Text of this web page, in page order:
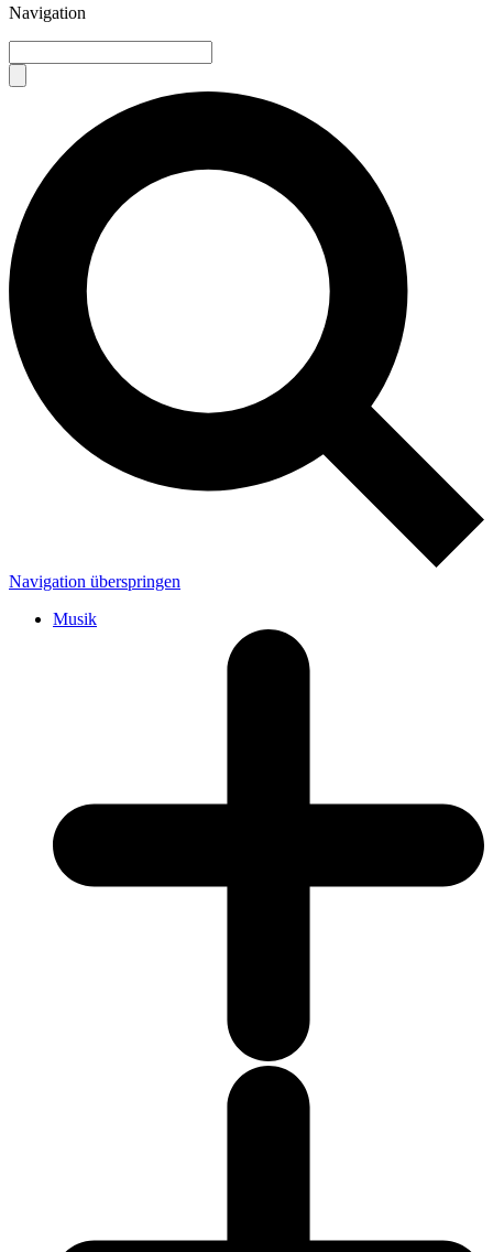
Navigation
Navigation überspringen
Musik